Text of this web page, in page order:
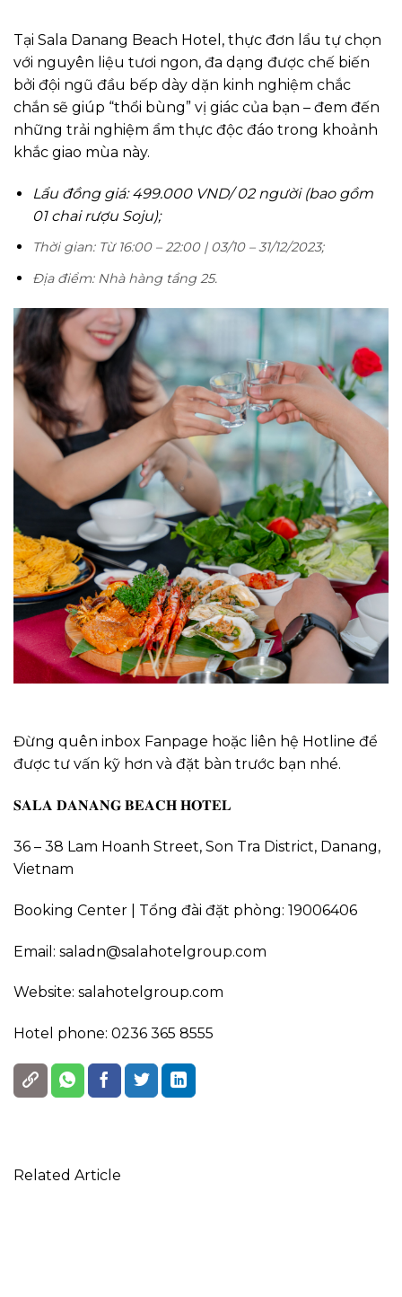
Tại Sala Danang Beach Hotel, thực đơn lẩu tự chọn
với nguyên liệu tươi ngon, đa dạng được chế biến
bởi đội ngũ đầu bếp dày dặn kinh nghiệm chắc
chắn sẽ giúp “thổi bùng” vị giác của bạn – đem đến
những trải nghiệm ẩm thực độc đáo trong khoảnh
khắc giao mùa này.
Lẩu đồng giá: 499.000 VND/ 02 người (bao gồm
01 chai rượu Soju);
Thời gian: Từ 16:00 – 22:00 | 03/10 – 31/12/2023;
Địa điểm: Nhà hàng tầng 25.
Đừng quên inbox Fanpage hoặc liên hệ Hotline để
được tư vấn kỹ hơn và đặt bàn trước bạn nhé.
𝐒𝐀𝐋𝐀 𝐃𝐀𝐍𝐀𝐍𝐆 𝐁𝐄𝐀𝐂𝐇 𝐇𝐎𝐓𝐄𝐋
36 – 38 Lam Hoanh Street, Son Tra District, Danang,
Vietnam
Booking Center | Tổng đài đặt phòng: 19006406
Email: saladn@salahotelgroup.com
Website: salahotelgroup.com
Hotel phone: 0236 365 8555
Related Article